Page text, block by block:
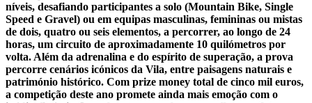
níveis, desafiando participantes a solo (Mountain Bike, Single
Speed e Gravel) ou em equipas masculinas, femininas ou mistas
de dois, quatro ou seis elementos, a percorrer, ao longo de 24
horas, um circuito de aproximadamente 10 quilómetros por
volta. Além da adrenalina e do espírito de superação, a prova
percorre cenários icónicos da Vila, entre paisagens naturais e
património histórico. Com prize money total de cinco mil euros,
a competição deste ano promete ainda mais emoção com o